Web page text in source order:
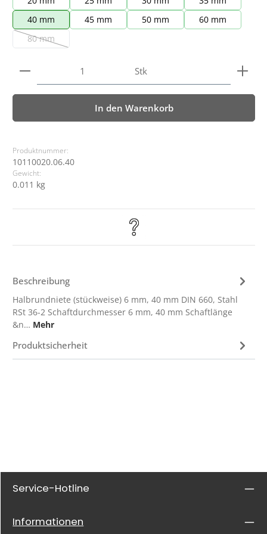
40 mm
45 mm 50 mm
60 mm
80 mm
(Diese Option ist zurzeit nicht verfügbar.)
Produkt Anzahl: Gib den gewünschten Wert ein
Stk
In den Warenkorb
Produktnummer:
10110020.06.40
Gewicht:
0.011 kg
Beschreibung
Halbrundniete (stückweise) 6 mm, 40 mm DIN 660, Stahl
RSt 36-2 Schaftdurchmesser 6 mm, 40 mm Schaftlänge
&n… Mehr
Produktsicherheit
Service-Hotline
Informationen